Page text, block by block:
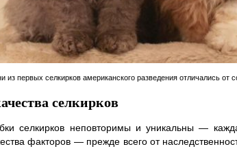
из первых селкирков американского разведения отличались от
селкирков
селкирков неповторимы и уникальны —
факторов — прежде всего от